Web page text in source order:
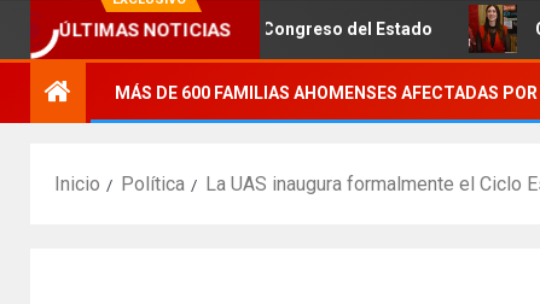
ÚLTIMAS NOTICIAS
Negro al Congreso del Estado Club de Motos
MÁS DE 600 FAMILIAS AHOMENSES AFECTADAS
Inicio Política La UAS inaugura formalmente el Ciclo